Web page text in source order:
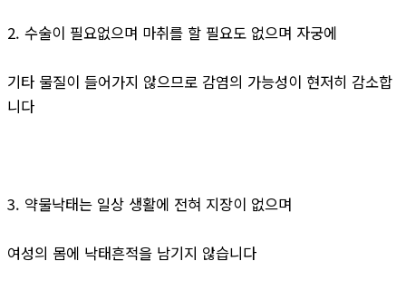
2. 수술이 필요없으며 마취를 할 필요도 없으며 자궁에
기타 물질이 들어가지 않으므로 감염의 가능성이 현저히 감소합
니다
3. 약물낙태는 일상 생활에 전혀 지장이 없으며
여성의 몸에 낙태흔적을 남기지 않습니다